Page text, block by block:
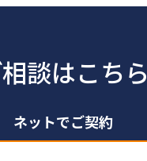
談はこちら
ネットでご契約